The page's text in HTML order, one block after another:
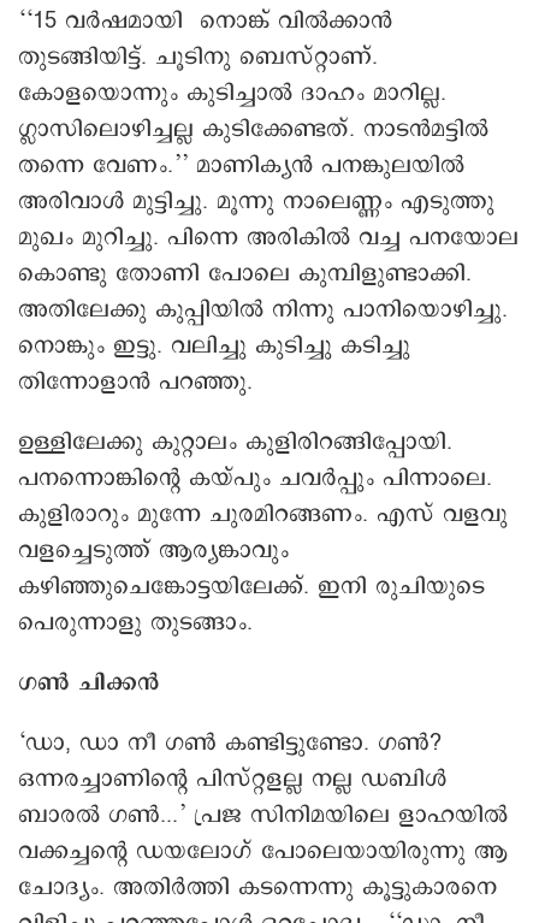
‘‘15 വർഷമായി നൊങ്ക് വിൽക്കാൻ
തുടങ്ങിയിട്ട്. ചൂടിനു ബെസ്റ്റാണ്.
കോളയൊന്നും കുടിച്ചാൽ ദാഹം മാറില്ല.
ഗ്ലാസിലൊഴിച്ചല്ല കുടിക്കേണ്ടത്. നാടൻമട്ടിൽ
തന്നെ വേണം.’’ മാണിക്യൻ പനങ്കുലയിൽ
അരിവാള്‍ മുട്ടിച്ചു. മൂന്നു നാലെണ്ണം എടുത്തു
മുഖം മുറിച്ചു. പിന്നെ അരികിൽ‌ വച്ച പനയോല
കൊണ്ടു തോണി പോലെ കുമ്പിളുണ്ടാക്കി.
അതിലേക്കു കുപ്പിയിൽ നിന്നു പാനിയൊഴിച്ചു.
നൊങ്കും ഇട്ടു. വലിച്ചു കുടിച്ചു കടിച്ചു
തിന്നോളാൻ പറഞ്ഞു.
ഉള്ളിലേക്കു കുറ്റാലം കുളിരിറങ്ങിപ്പോയി.
പനന്നൊങ്കിന്റെ കയ്പും ചവർപ്പും പിന്നാലെ.
കുളിരാറും മുന്നേ ചുരമിറങ്ങണം. എസ് വളവു
വളച്ചെടുത്ത് ആര്യങ്കാവും
കഴിഞ്ഞുചെങ്കോട്ടയിലേക്ക്. ഇനി രുചിയുടെ
പെരുന്നാളു തുടങ്ങാം.
ഗൺ ചിക്കൻ
‘ഡാ, ഡാ നീ ഗൺ കണ്ടിട്ടുണ്ടോ. ഗൺ?
ഒന്നരച്ചാണിന്റെ പിസ്റ്റളല്ല നല്ല ഡബിൾ
ബാരൽ ഗൺ...’ പ്രജ സിനിമയിലെ ളാഹയിൽ
വക്കച്ചന്റെ ഡയലോഗ് പോലെയായിരുന്നു ആ
ചോദ്യം. അതിർത്തി കടന്നെന്നു കൂട്ടുകാരനെ